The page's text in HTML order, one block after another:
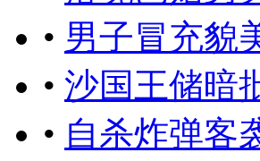
• 男子冒充貌
• 沙国王储暗
• 自杀炸弹客